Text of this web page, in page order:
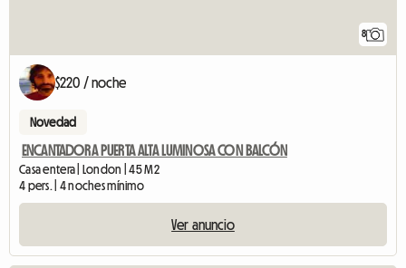
8
$220 / noche
Novedad
ENCANTADORA PUERTA ALTA LUMINOSA CON BALCÓN
Casa entera | London | 45 M2
4 pers. | 4 noches mínimo
Ver anuncio